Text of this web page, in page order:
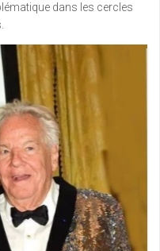
dans les cercles